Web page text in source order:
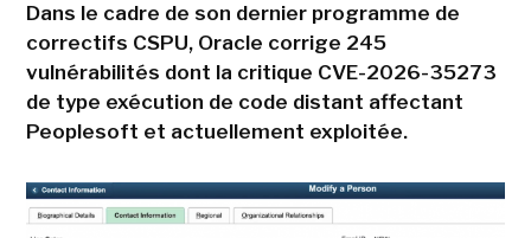
Dans le cadre de son dernier programme de
correctifs CSPU, Oracle corrige 245
vulnérabilités dont la critique CVE-2026-35273
de type exécution de code distant affectant
Peoplesoft et actuellement exploitée.